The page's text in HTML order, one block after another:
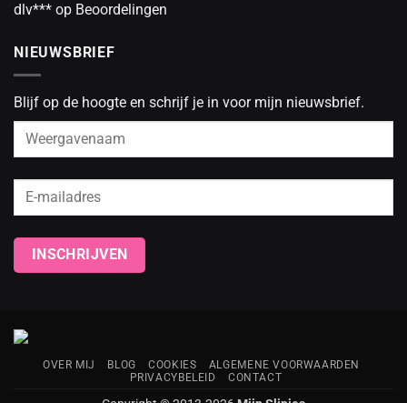
dlv*** op Beoordelingen
NIEUWSBRIEF
Blijf op de hoogte en schrijf je in voor mijn nieuwsbrief.
OVER MIJ BLOG COOKIES
ALGEMENE VOORWAARDEN
PRIVACYBELEID
CONTACT